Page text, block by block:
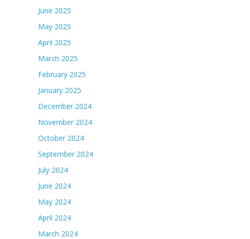
June 2025
May 2025
April 2025
March 2025
February 2025
January 2025
December 2024
November 2024
October 2024
September 2024
July 2024
June 2024
May 2024
April 2024
March 2024